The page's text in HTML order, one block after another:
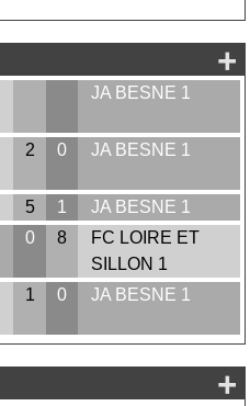
JA BESNE 1
2 0 JA BESNE 1
5 1 JA BESNE 1
0 8
FC LOIRE ET
SILLON 1
1 0 JA BESNE 1
+
+